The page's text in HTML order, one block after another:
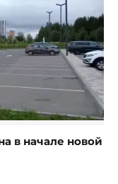
в начале новой